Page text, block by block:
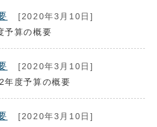
[2020年3月10日]
予算の概要
[2020年3月10日]
年度予算の概要
[2020年3月10日]